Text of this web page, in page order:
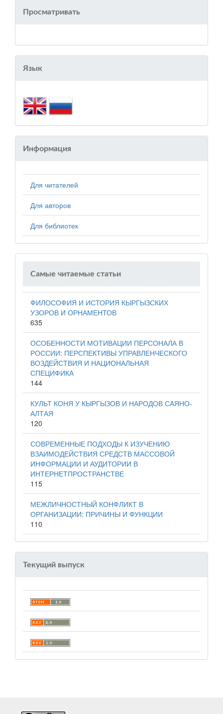
Просматривать
Язык
Информация
Для читателей
Для авторов
Для библиотек
Самые читаемые статьи
ФИЛОСОФИЯ И ИСТОРИЯ КЫРГЫЗСКИХ
УЗОРОВ И ОРНАМЕНТОВ
635
ОСОБЕННОСТИ МОТИВАЦИИ ПЕРСОНАЛА В
РОССИИ: ПЕРСПЕКТИВЫ УПРАВЛЕНЧЕСКОГО
ВОЗДЕЙСТВИЯ И НАЦИОНАЛЬНАЯ
СПЕЦИФИКА
144
КУЛЬТ КОНЯ У КЫРГЫЗОВ И НАРОДОВ САЯНО-
АЛТАЯ
120
СОВРЕМЕННЫЕ ПОДХОДЫ К ИЗУЧЕНИЮ
ВЗАИМОДЕЙСТВИЯ СРЕДСТВ МАССОВОЙ
ИНФОРМАЦИИ И АУДИТОРИИ В
ИНТЕРНЕТПРОСТРАНСТВЕ
115
МЕЖЛИЧНОСТНЫЙ КОНФЛИКТ В
ОРГАНИЗАЦИИ: ПРИЧИНЫ И ФУНКЦИИ
110
Текущий выпуск